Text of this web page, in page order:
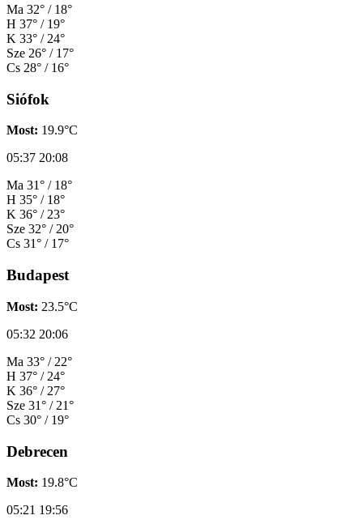
Ma 32° / 18°
H 37° / 19°
K 33° / 24°
Sze 26° / 17°
Cs 28° / 16°
Siófok
Most: 19.9°C
05:37 20:08
Ma 31° / 18°
H 35° / 18°
K 36° / 23°
Sze 32° / 20°
Cs 31° / 17°
Budapest
Most: 23.5°C
05:32 20:06
Ma 33° / 22°
H 37° / 24°
K 36° / 27°
Sze 31° / 21°
Cs 30° / 19°
Debrecen
Most: 19.8°C
05:21 19:56